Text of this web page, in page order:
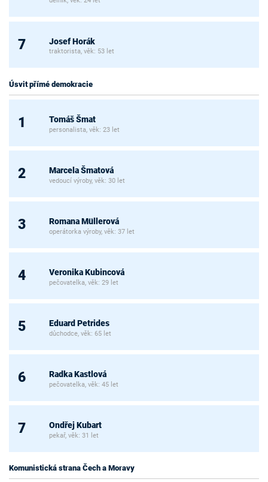
7 Josef Horák
traktorista, věk: 53 let
Úsvit přímé demokracie
1 Tomáš Šmat
personalista, věk: 23 let
2 Marcela Šmatová
vedoucí výroby, věk: 30 let
3 Romana Müllerová
operátorka výroby, věk: 37 let
4 Veronika Kubincová
pečovatelka, věk: 29 let
5 Eduard Petrides
důchodce, věk: 65 let
6 Radka Kastlová
pečovatelka, věk: 45 let
7 Ondřej Kubart
pekař, věk: 31 let
Komunistická strana Čech a Moravy